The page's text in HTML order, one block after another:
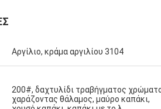
θα κρατήσουμε
Αργίλιο, κράμα αργιλίου 3104
200#, δαχτυλίδι τραβήγματος
χαράζοντας θάλαμος, μαύρο καπάκι,